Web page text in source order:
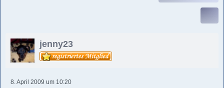
jenny23
8. April 2009 um 10:20